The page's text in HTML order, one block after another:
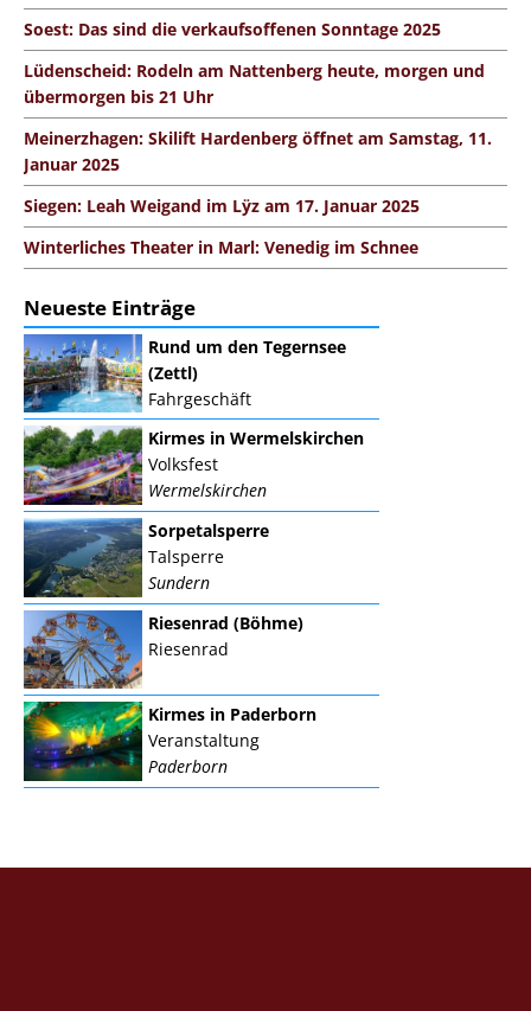
Soest: Das sind die verkaufsoffenen Sonntage 2025
Lüdenscheid: Rodeln am Nattenberg heute, morgen und
übermorgen bis 21 Uhr
Meinerzhagen: Skilift Hardenberg öffnet am Samstag, 11.
Januar 2025
Siegen: Leah Weigand im Lÿz am 17. Januar 2025
Winterliches Theater in Marl: Venedig im Schnee
Neueste Einträge
Rund um den Tegernsee
(Zettl)
Fahrgeschäft
Kirmes in Wermelskirchen
Volksfest
Wermelskirchen
Sorpetalsperre
Talsperre
Sundern
Riesenrad (Böhme)
Riesenrad
Kirmes in Paderborn
Veranstaltung
Paderborn